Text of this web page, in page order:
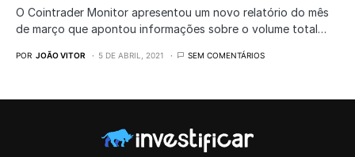
O Cointrader Monitor apresentou um novo relatório do mês
de março que apontou informações sobre o volume total…
POR JOÃO VITOR 5 DE ABRIL, 2021 SEM COMENTÁRIOS